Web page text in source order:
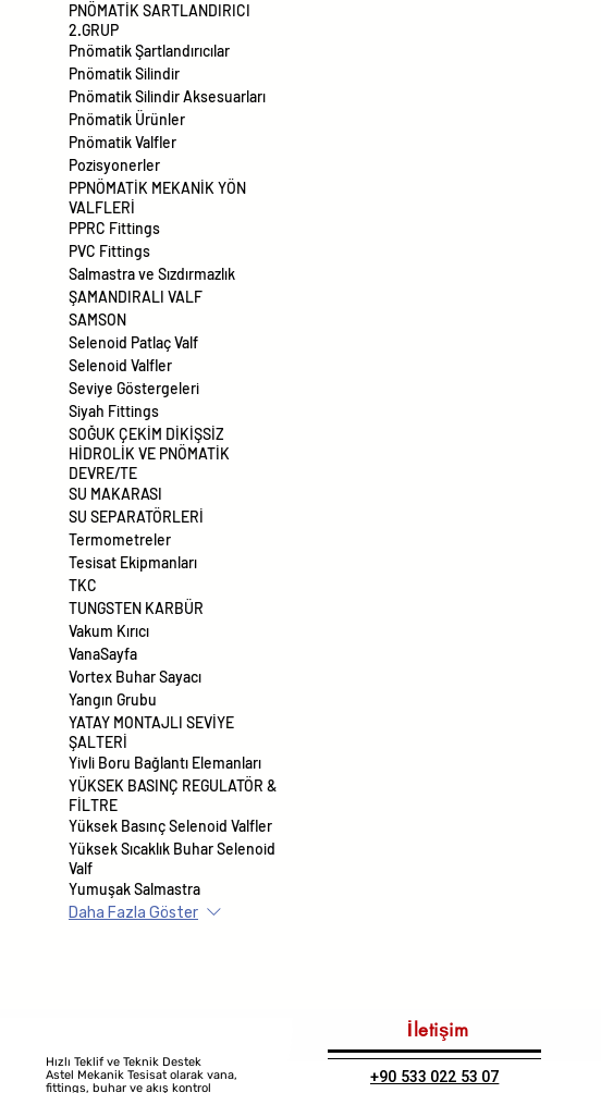
PNÖMATİK SARTLANDIRICI
2.GRUP
Pnömatik Şartlandırıcılar
Pnömatik Silindir
Pnömatik Silindir Aksesuarları
Pnömatik Ürünler
Pnömatik Valfler
Pozisyonerler
PPNÖMATİK MEKANİK YÖN
VALFLERİ
PPRC Fittings
PVC Fittings
Salmastra ve Sızdırmazlık
ŞAMANDIRALI VALF
SAMSON
Selenoid Patlaç Valf
Selenoid Valfler
Seviye Göstergeleri
Siyah Fittings
SOĞUK ÇEKİM DİKİŞSİZ
HİDROLİK VE PNÖMATİK
DEVRE/TE
SU MAKARASI
SU SEPARATÖRLERİ
Termometreler
Tesisat Ekipmanları
TKC
TUNGSTEN KARBÜR
Vakum Kırıcı
VanaSayfa
Vortex Buhar Sayacı
Yangın Grubu
YATAY MONTAJLI SEVİYE
ŞALTERİ
Yivli Boru Bağlantı Elemanları
YÜKSEK BASINÇ REGULATÖR &
FİLTRE
Yüksek Basınç Selenoid Valfler
Yüksek Sıcaklık Buhar Selenoid
Valf
Yumuşak Salmastra
Daha Fazla Göster
Hızlı Teklif ve Teknik Destek
Astel Mekanik Tesisat olarak vana,
fittings, buhar ve akış kontrol
İletişim
+90 533 022 53 07